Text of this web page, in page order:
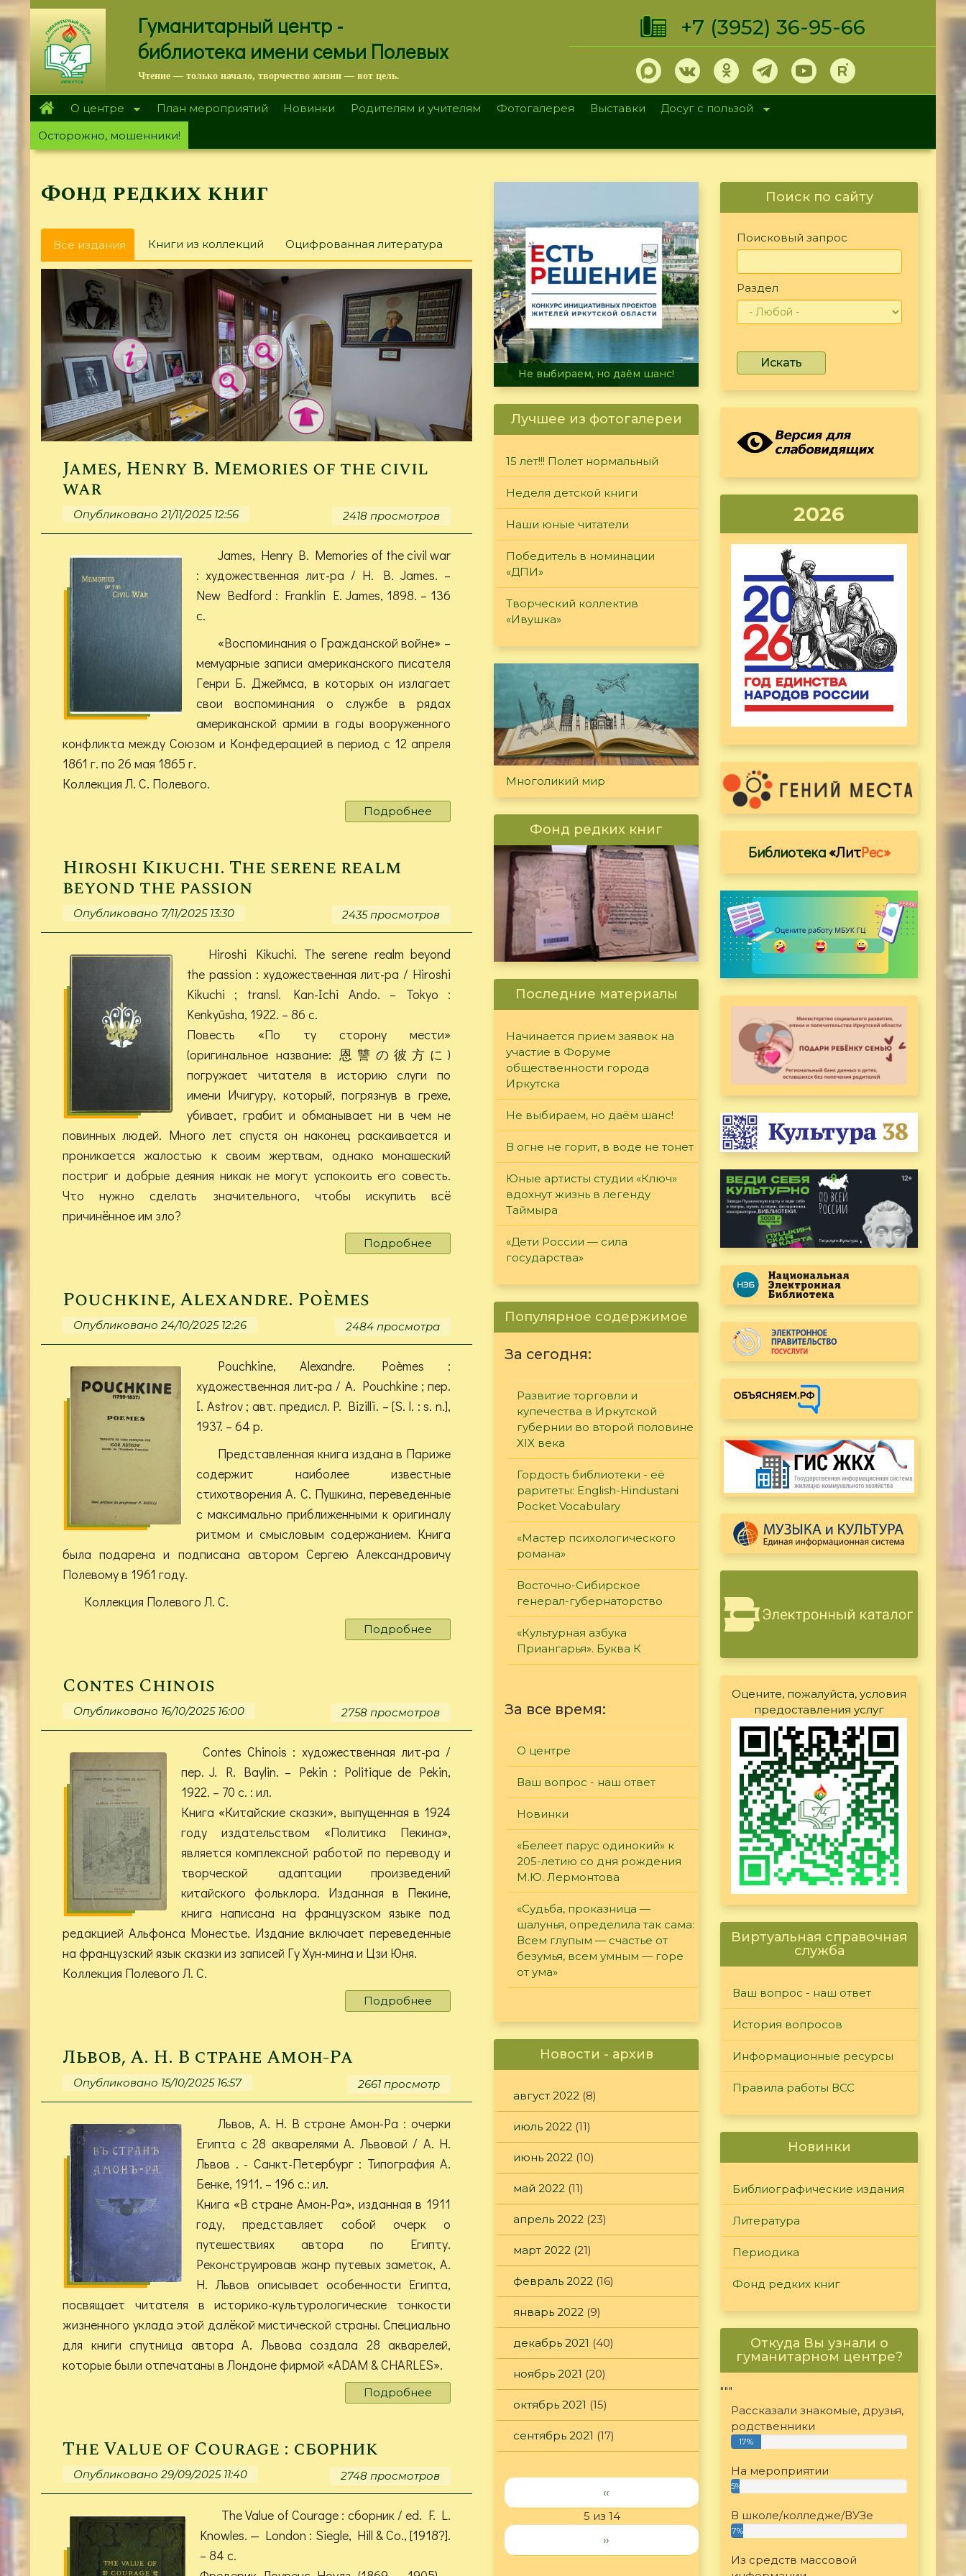
Перейти
к
основному
содержанию
Гуманитарный центр -
библиотека имени семьи Полевых
Чтение — только начало, творчество жизни — вот цель.
+7 (3952) 36-95-66
О центре План мероприятий Новинки Родителям и учителям Фотогалерея Выставки
Досуг с пользой
Осторожно, мошенники!
Фонд редких книг
Главные
вкладки
Все издания (активная
вкладка)
Книги из коллекций Оцифрованная литература
James, Henry B. Memories of the civil
war
Опубликовано 21/11/2025 12:56 2418 просмотров
James, Henry B. Memories of the civil war
: художественная лит-ра / H. B. James. –
New Bedford : Franklin E. James, 1898. – 136
с.
«Воспоминания о Гражданской войне» –
мемуарные записи американского писателя
Генри Б. Джеймса, в которых он излагает
свои воспоминания о службе в рядах
американской армии в годы вооруженного
конфликта между Союзом и Конфедерацией в период с 12 апреля
1861 г. по 26 мая 1865 г.
Коллекция Л. С. Полевого.
Подробнее
James,
the
civil
war
Hiroshi Kikuchi. The serene realm
beyond the passion
Опубликовано 7/11/2025 13:30 2435 просмотров
Hiroshi Kikuchi. The serene realm beyond
the passion : художественная лит-ра / Hiroshi
Kikuchi ; transl. Kan-Ichi Ando. – Tokyo :
Kenkyūsha, 1922. – 86 с.
Повесть «По ту сторону мести»
(оригинальное название: 恩讐の彼方に)
погружает читателя в историю слуги по
имени Ичигуру, который, погрязнув в грехе,
убивает, грабит и обманывает ни в чем не
повинных людей. Много лет спустя он наконец раскаивается и
проникается жалостью к своим жертвам, однако монашеский
постриг и добрые деяния никак не могут успокоить его совесть.
Что нужно сделать значительного, чтобы искупить всё
причинённое им зло?
Подробнее
Hiroshi
realm
beyond
passion
Pouchkine, Alexandre. Poèmes
Опубликовано 24/10/2025 12:26 2484 просмотра
Pouchkine, Alexandre. Poèmes :
художественная лит-ра / A. Pouchkine ; пер.
I. Astrov ; авт. предисл. P. Bizillï. – [S. l. : s. n.],
1937. – 64 p.
Представленная книга издана в Париже
содержит наиболее известные
стихотворения А. С. Пушкина, переведенные
с максимально приближенными к оригиналу
ритмом и смысловым содержанием. Книга
была подарена и подписана автором Сергею Александровичу
Полевому в 1961 году.
Коллекция Полевого Л. С.
Подробнее
Pouchkine,
Contes Chinois
Опубликовано 16/10/2025 16:00 2758 просмотров
Contes Chinois : художественная лит-ра /
пер. J. R. Baylin. – Pekin : Politique de Pekin,
1922. – 70 с. : ил.
Книга «Китайские сказки», выпущенная в 1924
году издательством «Политика Пекина»,
является комплексной работой по переводу и
творческой адаптации произведений
китайского фольклора. Изданная в Пекине,
книга написана на французском языке под
редакцией Альфонса Монестье. Издание включает переведенные
на французский язык сказки из записей Гу Хун-мина и Цзи Юня.
Коллекция Полевого Л. С.
Подробнее
Contes
Львов, А. Н. В стране Амон-Ра
Опубликовано 15/10/2025 16:57 2661 просмотр
Львов, А. Н. В стране Амон-Ра : очерки
Египта с 28 акварелями А. Львовой / А. Н.
Львов . - Санкт-Петербург : Типография А.
Бенке, 1911. – 196 с.: ил.
Книга «В стране Амон-Ра», изданная в 1911
году, представляет собой очерк о
путешествиях автора по Египту.
Реконструировав жанр путевых заметок, А.
Н. Львов описывает особенности Египта,
посвящает читателя в историко-культурологические тонкости
жизненного уклада этой далёкой мистической страны. Специально
для книги спутница автора А. Львова создала 28 акварелей,
которые были отпечатаны в Лондоне фирмой «ADAM & CHARLES».
Подробнее
Львов,
стране
Амон-
The Value of Courage : сборник
Опубликовано 29/09/2025 11:40 2748 просмотров
The Value of Courage : сборник / ed. F. L.
Knowles. — London : Siegle, Hill & Co., [1918?].
– 84 с.
В огне не горит, в воде не тонет
Лучшее из фотогалереи
15 лет!!! Полет нормальный
Неделя детской книги
Наши юные читатели
Победитель в номинации
«ДПИ»
Творческий коллектив
«Ивушка»
Многоликий мир
Фонд редких книг
Последние материалы
Начинается прием заявок на
участие в Форуме
общественности города
Иркутска
Не выбираем, но даём шанс!
В огне не горит, в воде не тонет
Юные артисты студии «Ключ»
вдохнут жизнь в легенду
Таймыра
«Дети России — сила
государства»
Популярное содержимое
За сегодня:
Развитие торговли и
купечества в Иркутской
губернии во второй половине
XIX века
Гордость библиотеки - её
раритеты: English-Hindustani
Pocket Vocabulary
«Мастер психологического
романа»
Восточно-Сибирское
генерал-губернаторство
«Культурная азбука
Приангарья». Буква К
За все время:
О центре
Ваш вопрос - наш ответ
Новинки
«Белеет парус одинокий» к
205-летию со дня рождения
М.Ю. Лермонтова
«Судьба, проказница —
шалунья, определила так сама:
Всем глупым — счастье от
безумья, всем умным — горе
от ума»
Новости - архив
август 2022 (8)
июль 2022 (11)
июнь 2022 (10)
май 2022 (11)
апрель 2022 (23)
март 2022 (21)
февраль 2022 (16)
январь 2022 (9)
декабрь 2021 (40)
ноябрь 2021 (20)
октябрь 2021 (15)
сентябрь 2021 (17)
‹‹
5 из 14
››
Поиск по сайту
Поисковый запрос
Раздел
Искать
2026
Библиотека«ЛитРес»
Оцените, пожалуйста, условия
предоставления услуг
Виртуальная справочная
служба
Ваш вопрос - наш ответ
История вопросов
Информационные ресурсы
Правила работы ВСС
Новинки
Библиографические издания
Литература
Периодика
Фонд редких книг
Откуда Вы узнали о
гуманитарном центре?
"""
Рассказали знакомые, друзья,
родственники
17%
На мероприятии
5%
В школе/колледже/ВУЗе
7%
Из средств массовой